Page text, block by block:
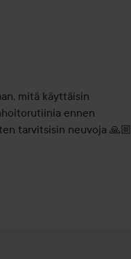
mitä käyttäisin
ennen
tarvitsisin neuvoja 🙏🏼